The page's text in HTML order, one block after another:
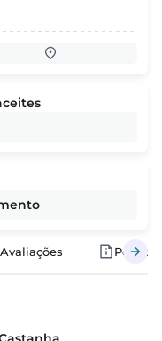
Avaliações Política